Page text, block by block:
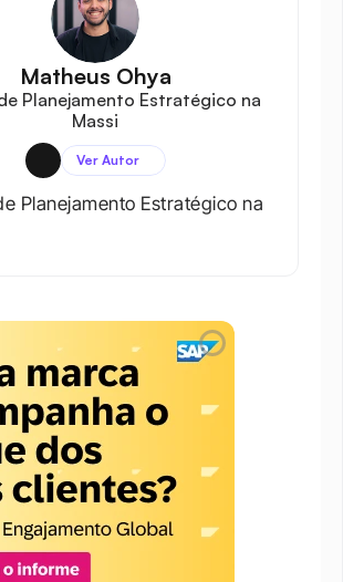
Matheus Ohya
Planejamento Estratégico na
Massi
Ver Autor
Planejamento Estratégico na